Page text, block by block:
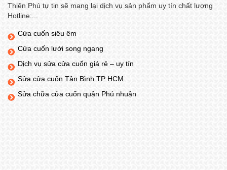
Thiên Phú tự tin sẽ mang lại dịch vụ sản phẩm uy tín chất lượng
Hotline:...
Cửa cuốn siêu êm
Cửa cuốn lưới song ngang
Dịch vụ sửa cửa cuốn giá rẻ – uy tín
Sửa cửa cuốn Tân Bình TP HCM
Sửa chữa cửa cuốn quận Phú nhuận